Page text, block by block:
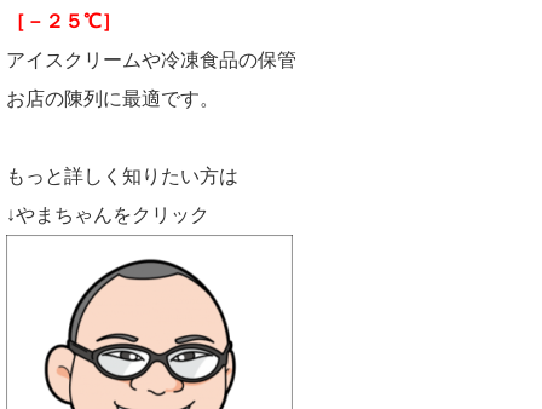
［－２５℃］
アイスクリームや冷凍食品の保管
お店の陳列に最適です。
もっと詳しく知りたい方は
↓やまちゃんをクリック